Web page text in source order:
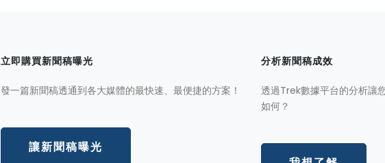
立即購買新聞稿曝光
發一篇新聞稿透通到各大媒體的最快速、最便捷的方案！
讓新聞稿曝光
分析新聞稿成效
透過Trek數據平台的分析讓
如何？